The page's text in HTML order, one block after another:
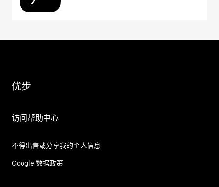
优步
访问帮助中心
不得出售或分享我的个人信息
Google 数据政策